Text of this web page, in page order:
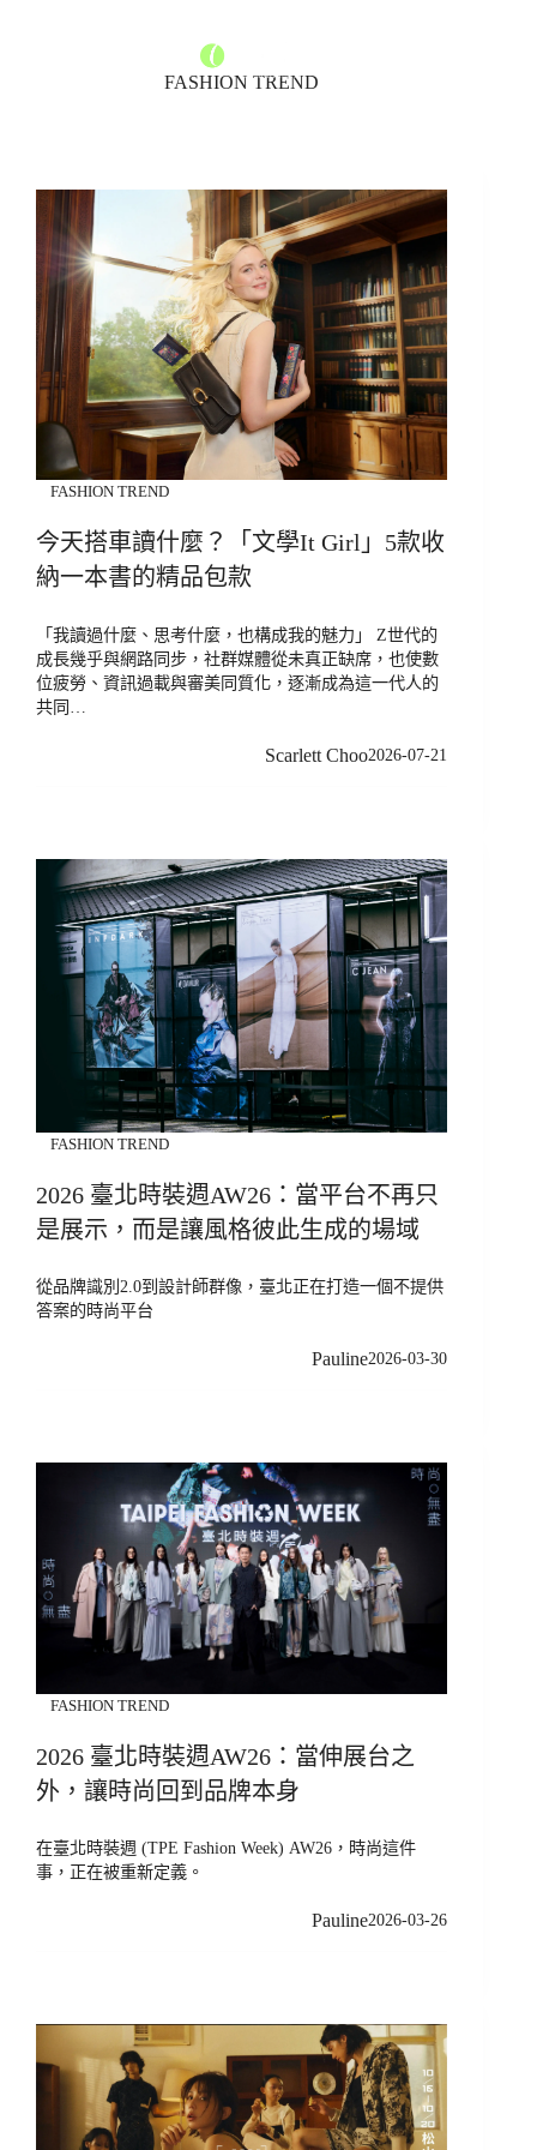
FASHION TREND
FASHION TREND
今天搭車讀什麼？「文學It Girl」5款收
納一本書的精品包款
「我讀過什麼、思考什麼，也構成我的魅力」 Z世代的
成長幾乎與網路同步，社群媒體從未真正缺席，也使數
位疲勞、資訊過載與審美同質化，逐漸成為這一代人的
共同…
Scarlett Choo2026-07-21
FASHION TREND
2026 臺北時裝週AW26：當平台不再只
是展示，而是讓風格彼此生成的場域
從品牌識別2.0到設計師群像，臺北正在打造一個不提供
答案的時尚平台
Pauline2026-03-30
FASHION TREND
2026 臺北時裝週AW26：當伸展台之
外，讓時尚回到品牌本身
在臺北時裝週 (TPE Fashion Week) AW26，時尚這件
事，正在被重新定義。
Pauline2026-03-26